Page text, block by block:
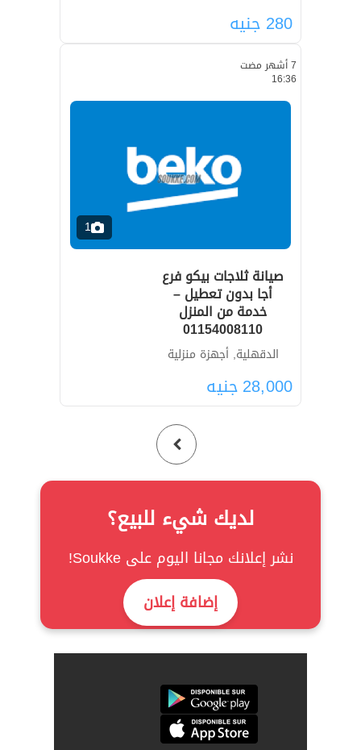
280 جنيه
7 أشهر مضت
16:36
1
صيانة ثلاجات بيكو فرع
أجا بدون تعطيل –
خدمة من المنزل
01154008110
الدقهلية, أجهزة منزلية
28,000جنيه
لديك شيء للبيع؟
نشر إعلانك مجانا اليوم على Soukke!
إضافة إعلان